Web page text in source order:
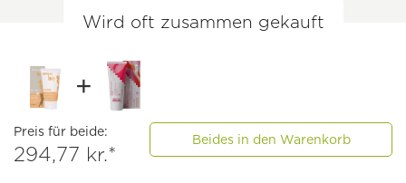
Wird oft zusammen gekauft
Preis für beide:
294,77 kr.*
Beides in den Warenkorb